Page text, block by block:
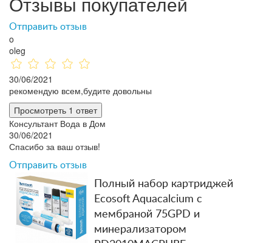
Отправить отзыв
o
oleg
30/06/2021
рекомендую всем,будите довольны
Просмотреть 1 ответ
Консультант Вода в Дом
30/06/2021
Спасибо за ваш отзыв!
Отправить отзыв
Полный набор картриджей
Ecosoft Aquacalcium с
мембраной 75GPD и
минерализатором